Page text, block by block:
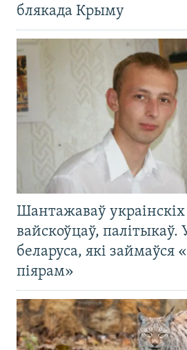
блякада Крыму
Шантажаваў украінскіх
вайскоўцаў, палітыкаў.
беларуса, які займаўся
піярам»